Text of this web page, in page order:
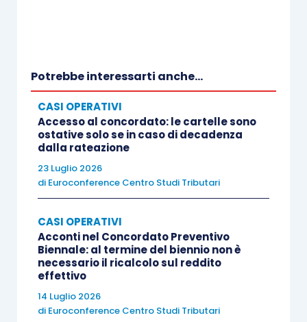
Potrebbe interessarti anche...
CASI OPERATIVI
Accesso al concordato: le cartelle sono
ostative solo se in caso di decadenza
dalla rateazione
23 Luglio 2026
di Euroconference Centro Studi Tributari
CASI OPERATIVI
Acconti nel Concordato Preventivo
Biennale: al termine del biennio non è
necessario il ricalcolo sul reddito
effettivo
14 Luglio 2026
di Euroconference Centro Studi Tributari